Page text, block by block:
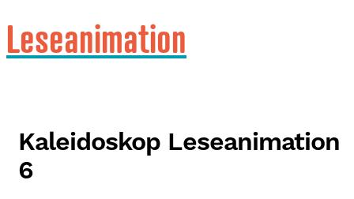
Leseanimation
Kaleidoskop Leseanimation
6